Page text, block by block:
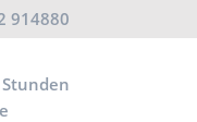
914880